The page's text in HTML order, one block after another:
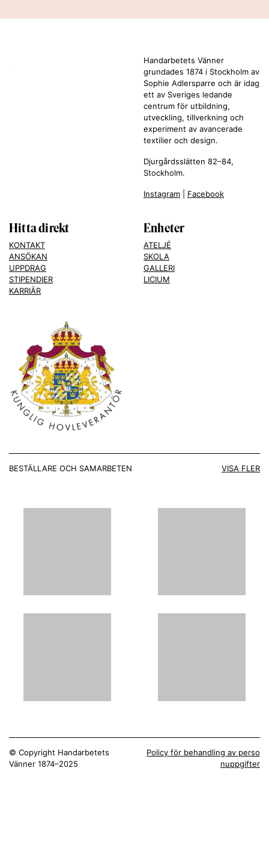
Handarbetets Vänner
grundades 1874 i Stockholm av
Sophie Adlersparre och är idag
ett av Sveriges ledande
centrum för utbildning,
utveckling, tillverkning och
experiment av avancerade
textilier och design.
Djurgårdsslätten 82–84,
Stockholm.
Instagram Facebook
Hitta direkt
KONTAKT
ANSÖKAN
UPPDRAG
STIPENDIER
KARRIÄR
Enheter
ATELJÉ
SKOLA
GALLERI
LICIUM
BESTÄLLARE OCH SAMARBETEN VISA FLER
© Copyright Handarbetets
Vänner 1874–2025
Policy för behandling av perso
nuppgifter